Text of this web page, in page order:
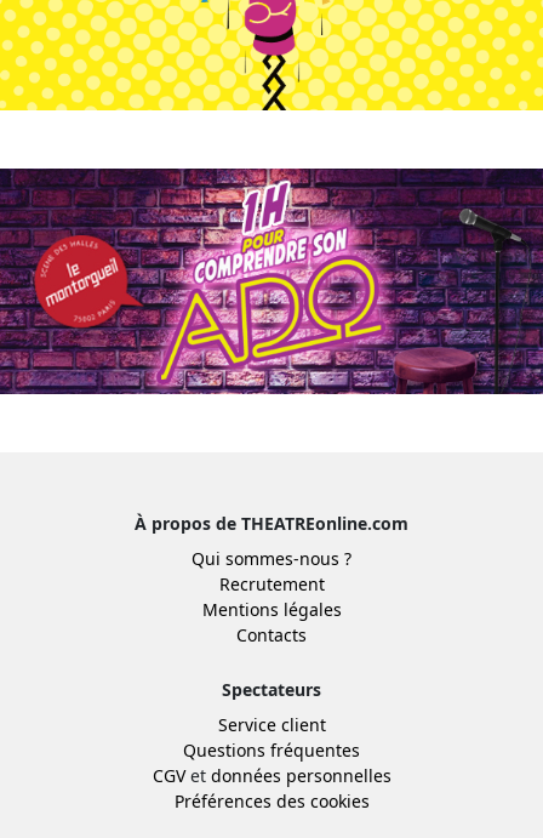
À propos de THEATREonline.com
Qui sommes-nous ?
Recrutement
Mentions légales
Contacts
Spectateurs
Service client
Questions fréquentes
CGVet données personnelles
Préférences des cookies